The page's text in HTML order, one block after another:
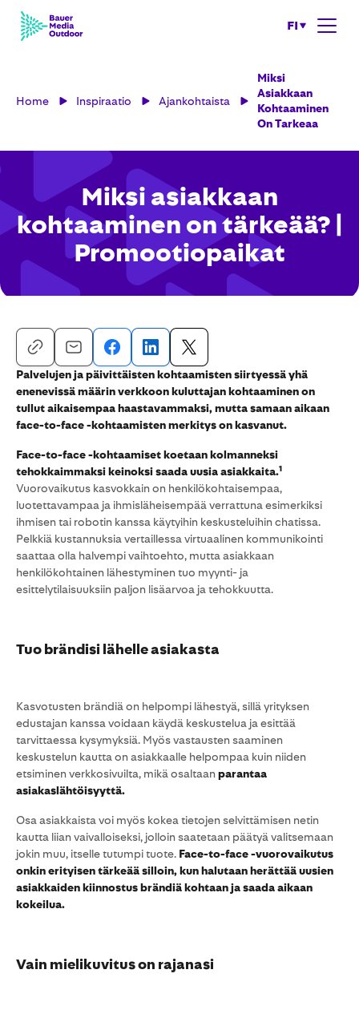
FI
Home Inspiraatio Ajankohtaista
Miksi
Asiakkaan
Kohtaaminen
On Tarkeaa
Miksi asiakkaan
kohtaaminen on tärkeää? |
Promootiopaikat
Palvelujen ja päivittäisten kohtaamisten siirtyessä yhä
enenevissä määrin verkkoon kuluttajan kohtaaminen on
tullut aikaisempaa haastavammaksi, mutta samaan aikaan
face-to-face -kohtaamisten merkitys on kasvanut.
Face-to-face -kohtaamiset koetaan kolmanneksi
tehokkaimmaksi keinoksi saada uusia asiakkaita.1
Vuorovaikutus kasvokkain on henkilökohtaisempaa,
luotettavampaa ja ihmisläheisempää verrattuna esimerkiksi
ihmisen tai robotin kanssa käytyihin keskusteluihin chatissa.
Pelkkiä kustannuksia vertaillessa virtuaalinen kommunikointi
saattaa olla halvempi vaihtoehto, mutta asiakkaan
henkilökohtainen lähestyminen tuo myynti- ja
esittelytilaisuuksiin paljon lisäarvoa ja tehokkuutta.
Tuo brändisi lähelle asiakasta
Kasvotusten brändiä on helpompi lähestyä, sillä yrityksen
edustajan kanssa voidaan käydä keskustelua ja esittää
tarvittaessa kysymyksiä. Myös vastausten saaminen
keskustelun kautta on asiakkaalle helpompaa kuin niiden
etsiminen verkkosivuilta, mikä osaltaanparantaa
asiakaslähtöisyyttä.
Osa asiakkaista voi myös kokea tietojen selvittämisen netin
kautta liian vaivalloiseksi, jolloin saatetaan päätyä valitsemaan
jokin muu, itselle tutumpi tuote. Face-to-face -vuorovaikutus
onkin erityisen tärkeää silloin, kun halutaan herättää uusien
asiakkaiden kiinnostus brändiä kohtaan ja saada aikaan
kokeilua.
Vain mielikuvitus on rajanasi